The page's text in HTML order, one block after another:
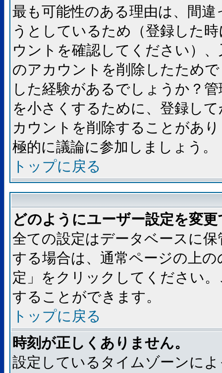
最も可能性のある理由は、間
うとしているため（登録した
ウントを確認してください）
のアカウントを削除したため
した経験があるでしょうか？
を小さくするために、登録し
カウントを削除することがあ
極的に議論に参加しましょう。
トップに戻る
どのようにユーザー設定を変
全ての設定はデータベースに
する場合は、通常ページの上
定」をクリックしてください
することができます。
トップに戻る
時刻が正しくありません。
設定しているタイムゾーンに